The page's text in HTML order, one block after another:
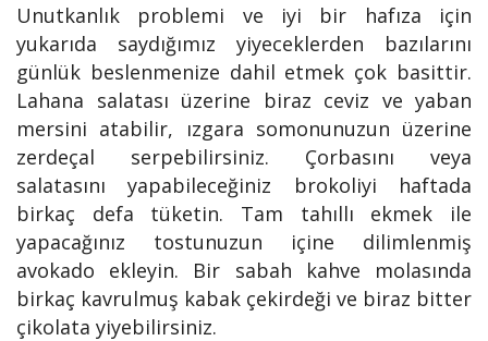
Unutkanlık problemi ve iyi bir hafıza için
yukarıda saydığımız yiyeceklerden bazılarını
günlük beslenmenize dahil etmek çok basittir.
Lahana salatası üzerine biraz ceviz ve yaban
mersini atabilir, ızgara somonunuzun üzerine
zerdeçal serpebilirsiniz. Çorbasını veya
salatasını yapabileceğiniz brokoliyi haftada
birkaç defa tüketin. Tam tahıllı ekmek ile
yapacağınız tostunuzun içine dilimlenmiş
avokado ekleyin. Bir sabah kahve molasında
birkaç kavrulmuş kabak çekirdeği ve biraz bitter
çikolata yiyebilirsiniz.